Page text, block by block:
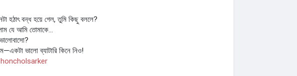
হঠাৎ বন্ধ হয়ে গেল, তুমি কিছু বললে?
যে আমি তোমাকে…
ভালো ব্যাটারি কিনে নিও!